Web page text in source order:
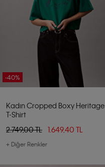
-40%
Kadın Cropped Boxy Heritage
T-Shirt
2.749,00 TL
1.649,40 TL
+ Diğer Renkler